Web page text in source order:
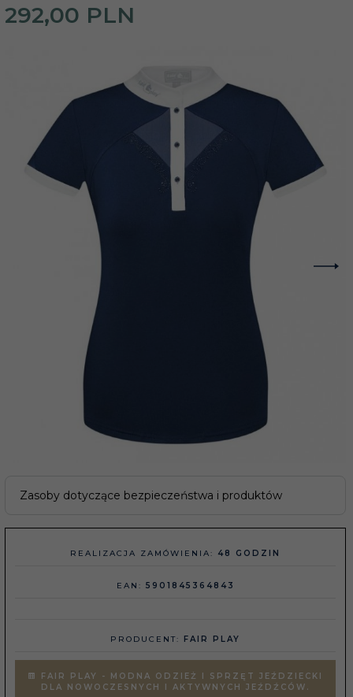
292,00 PLN
Zasoby dotyczące bezpieczeństwa i produktów
REALIZACJA ZAMÓWIENIA: 48 GODZIN
EAN: 5901845364843
PRODUCENT: FAIR PLAY
FAIR PLAY - MODNA ODZIEŻ I SPRZĘT JEŹDZIECKI
DLA NOWOCZESNYCH I AKTYWNYCH JEŹDŹCÓW.